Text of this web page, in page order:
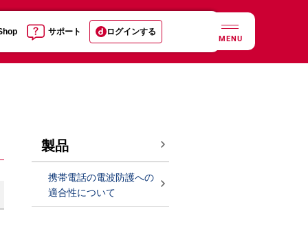
サポート ログインする
MENU
製品
携帯電話の電波防護への
適合性について